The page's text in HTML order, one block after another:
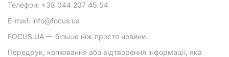
Телефон: +38 044 207 45 54
E-mail: info@focus.ua
FOCUS.UA — більше ніж просто новини.
Передрук, копіювання або відтворення інформації, яка